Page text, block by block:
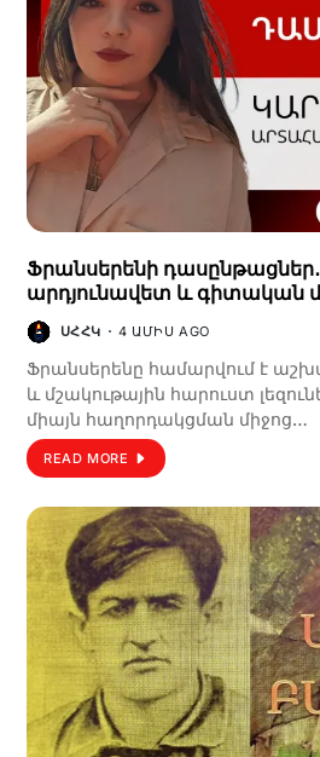
Ֆրանսերենի դասընթացներ․
արդյունավետ և գիտական
ՍՀՀԿ 4 ԱՄԻՍ AGO
Ֆրանսերենը համարվում է
և մշակութային հարուստ
միայն հաղորդակցման միջոց…
READ MORE